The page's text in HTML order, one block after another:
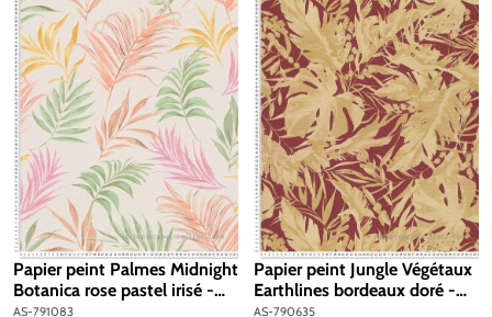
Papier peint Palmes Midnight
Botanica rose pastel irisé -
Cosmoliving d'A.S. Création |
AS-791083
Papier peint Jungle Végétaux
Earthlines bordeaux doré -
Cosmoliving d'A.S. Création |
AS-790635